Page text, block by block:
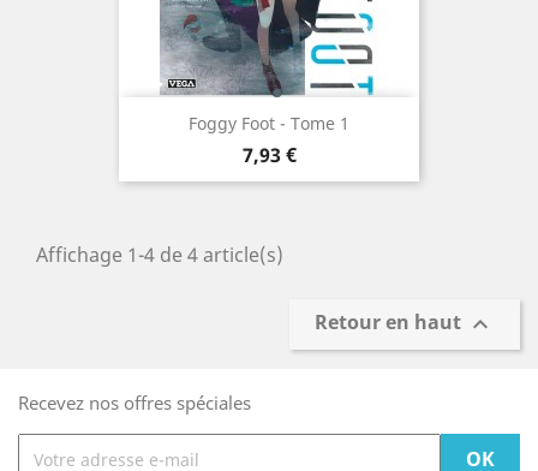
Foggy Foot - Tome 1
Prix
7,93 €
Affichage 1-4 de 4 article(s)
Retour en haut 
Recevez nos offres spéciales